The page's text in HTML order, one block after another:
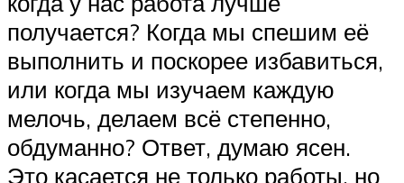
получается? Когда мы спешим её
выполнить и поскорее избавиться,
или когда мы изучаем каждую
мелочь, делаем всё степенно,
обдуманно? Ответ, думаю ясен.
Это касается не только работы, но